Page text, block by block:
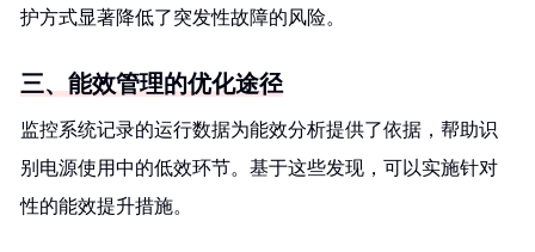
护方式显著降低了突发性故障的风险。
三、能效管理的优化途径
监控系统记录的运行数据为能效分析提供了依据，帮助识
别电源使用中的低效环节。基于这些发现，可以实施针对
性的能效提升措施。